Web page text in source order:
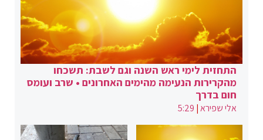
התחזית לימי ראש השנה וגם לשבת: תשכחו
מהקרירות הנעימה מהימים האחרונים • שרב ועומס
חום בדרך
אלי שפירא|
5:29